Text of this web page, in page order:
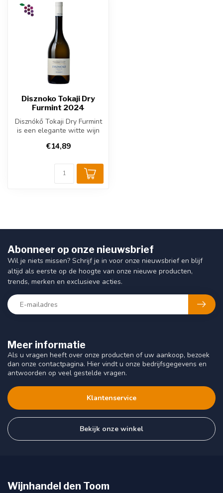
Disznoko Tokaji Dry
Furmint 2024
Disznókő Tokaji Dry Furmint
is een elegante witte wijn
€14,89
Meer informatie
Als u vragen heeft over onze producten of uw aankoop, bezoek
dan onze contactpagina. Hier vindt u onze bedrijfsgegevens en
antwoorden op veel gestelde vragen.
Klantenservice
Bekijk onze winkel
Abonneer op onze nieuwsbrief
Wil je niets missen? Schrijf je in voor onze nieuwsbrief en blijf
altijd als eerste op de hoogte van onze nieuwe producten,
trends, merken en exclusieve acties.
Wijnhandel den Toom